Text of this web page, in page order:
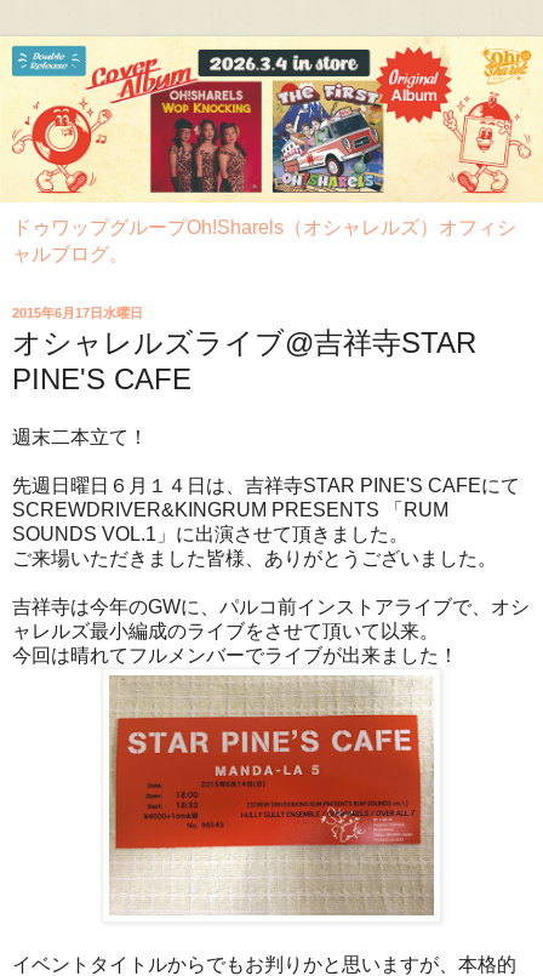
ドゥワップグループOh!Sharels（オシャレルズ）オフィシ
ャルブログ。
2015年6月17日水曜日
オシャレルズライブ@吉祥寺STAR
PINE'S CAFE
週末二本立て！
先週日曜日６月１４日は、吉祥寺STAR PINE'S CAFEにて
SCREWDRIVER&KINGRUM PRESENTS 「RUM
SOUNDS VOL.1」に出演させて頂きました。
ご来場いただきました皆様、ありがとうございました。
吉祥寺は今年のGWに、パルコ前インストアライブで、オシ
ャレルズ最小編成のライブをさせて頂いて以来。
今回は晴れてフルメンバーでライブが出来ました！
イベントタイトルからでもお判りかと思いますが、本格的